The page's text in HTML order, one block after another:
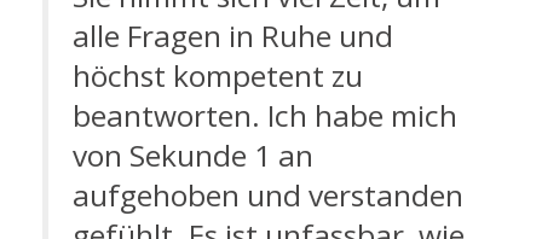
alle Fragen in Ruhe und
höchst kompetent zu
beantworten. Ich habe mich
von Sekunde 1 an
aufgehoben und verstanden